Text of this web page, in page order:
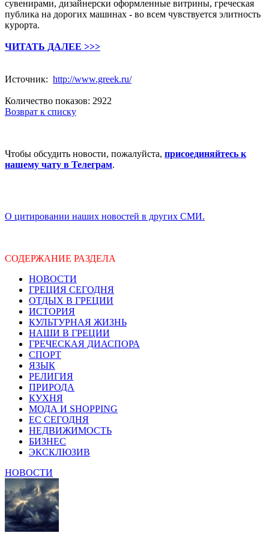
сувенирами, дизайнерски оформленные витрины, греческая
публика на дорогих машинах - во всем чувствуется элитность
курорта.
ЧИТАТЬ ДАЛЕЕ >>>
Источник: http://www.greek.ru/
Количество показов: 2922
Возврат к списку
Чтобы обсудить новости, пожалуйста, присоединяйтесь к
нашему чату в Телеграм.
О цитировании наших новостей в других СМИ.
СОДЕРЖАНИЕ РАЗДЕЛА
НОВОСТИ
ГРЕЦИЯ СЕГОДНЯ
ОТДЫХ В ГРЕЦИИ
ИСТОРИЯ
КУЛЬТУРНАЯ ЖИЗНЬ
НАШИ В ГРЕЦИИ
ГРЕЧЕСКАЯ ДИАСПОРА
СПОРТ
ЯЗЫК
РЕЛИГИЯ
ПРИРОДА
КУХНЯ
МОДА И SHOPPING
ЕС СЕГОДНЯ
НЕДВИЖИМОСТЬ
БИЗНЕС
ЭКСКЛЮЗИВ
НОВОСТИ